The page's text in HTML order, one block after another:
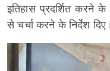
इतिहास प्रदर्शित करने के
से चर्चा करने के निर्देश दिए।